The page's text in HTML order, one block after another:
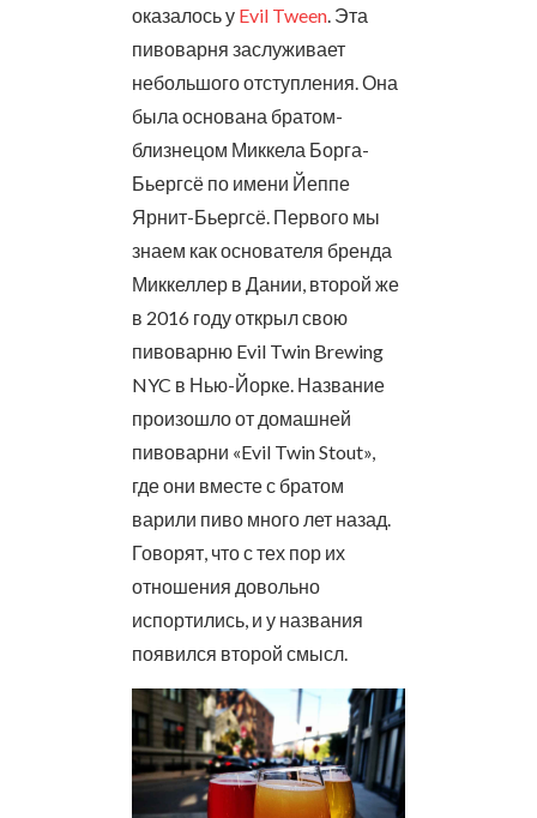
оказалось у Evil Tween. Эта
пивоварня заслуживает
небольшого отступления. Она
была основана братом-
близнецом Миккела Борга-
Бьергсё по имени Йеппе
Ярнит-Бьергсё. Первого мы
знаем как основателя бренда
Миккеллер в Дании, второй же
в 2016 году открыл свою
пивоварню Evil Twin Brewing
NYC в Нью-Йорке. Название
произошло от домашней
пивоварни «Evil Twin Stout»,
где они вместе с братом
варили пиво много лет назад.
Говорят, что с тех пор их
отношения довольно
испортились, и у названия
появился второй смысл.